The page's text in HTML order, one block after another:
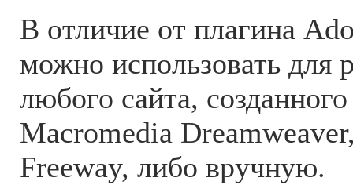
В отличие от плагина
можно использовать для
любого сайта,
Macromedia
Freeway, либо вручную.